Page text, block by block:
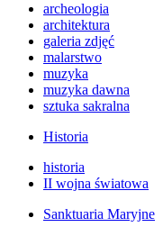
archeologia
architektura
galeria zdjęć
malarstwo
muzyka
muzyka dawna
sztuka sakralna
Historia
historia
II wojna światowa
Sanktuaria Maryjne